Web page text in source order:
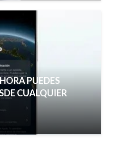
PUEDES
CUALQUIER